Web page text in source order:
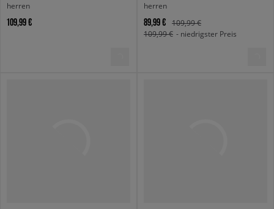
herren
109,99 €
herren
89,99 €
109,99 €
109,99 € - niedrigster Preis